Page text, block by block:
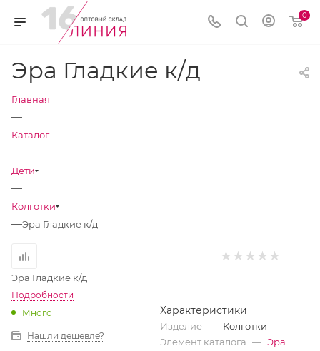
0
Эра Гладкие к/д
Главная
—
Каталог
—
Дети
—
Колготки
—Эра Гладкие к/д
Эра Гладкие к/д
Подробности
Много
Нашли дешевле?
Характеристики
Изделие — Колготки
Элемент каталога — Эра